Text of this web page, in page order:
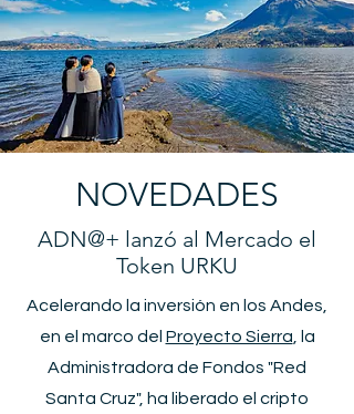
NOVEDADES
ADN@+ lanzó al Mercado el
Token URKU
Acelerando la inversión en los Andes,
en el marco del Proyecto Sierra , la
Administradora de Fondos "Red
Santa Cruz", ha liberado el cripto